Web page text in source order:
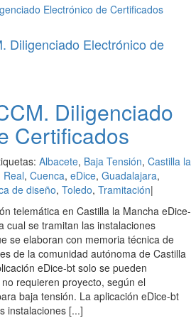
Electrónico de Certificados
Diligenciado Electrónico de
Diligenciado
Certificados
Albacete, Baja Tensión, Castilla la
Real, Cuenca, eDice, Guadalajara,
de diseño, Toledo, Tramitación|
telemática en Castilla la Mancha eDice-
cual se tramitan las instalaciones
se elaboran con memoria técnica de
de la comunidad autónoma de Castilla
eDice-bt solo se pueden
requieren proyecto, según el
baja tensión. La aplicación eDice-bt
instalaciones [...]